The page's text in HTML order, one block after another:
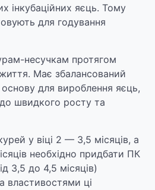
інкубаційних яєць. Тому
для годування
несучкам протягом
Має збалансований
для вироблення яєць,
швидкого росту та
у віці 2 — 3,5 місяців, а
необхідно придбати ПК
3,5 до 4,5 місяців)
властивостями ці